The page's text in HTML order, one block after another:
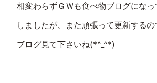
相変わらずＧＷも食べ物ブログになっ
しましたが、また頑張って更新するの
ブログ見て下さいね(*^_^*)